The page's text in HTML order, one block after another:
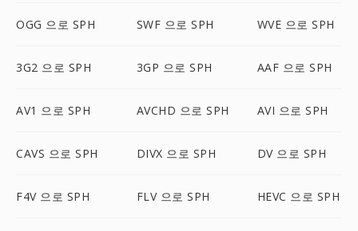
OGG 으로 SPH SWF 으로 SPH WVE 으로 SPH
3G2 으로 SPH 3GP 으로 SPH AAF 으로 SPH
AV1 으로 SPH AVCHD 으로 SPH AVI 으로 SPH
CAVS 으로 SPH DIVX 으로 SPH DV 으로 SPH
F4V 으로 SPH FLV 으로 SPH HEVC 으로 SPH